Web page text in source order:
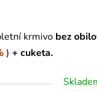
krmivo bez
) + cuketa.